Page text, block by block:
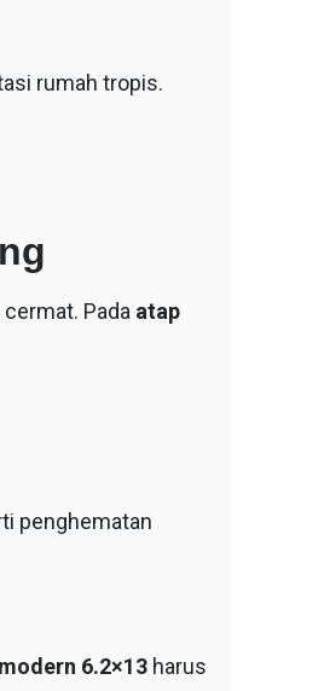
rumah tropis.
Pada atap
penghematan
6.2×13harus